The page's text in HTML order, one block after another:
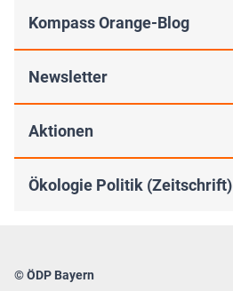
Kompass Orange-Blog
Newsletter
Aktionen
Ökologie Politik (Zeitschrift)
© ÖDP Bayern